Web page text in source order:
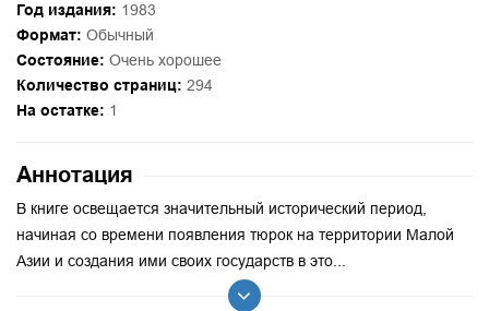
Год издания: 1983
Формат: Обычный
Состояние: Очень хорошее
Количество страниц: 294
На остатке: 1
Аннотация
В книге освещается значительный исторический период,
начиная со времени появления тюрок на территории Малой
Азии и создания ими своих государств в это...